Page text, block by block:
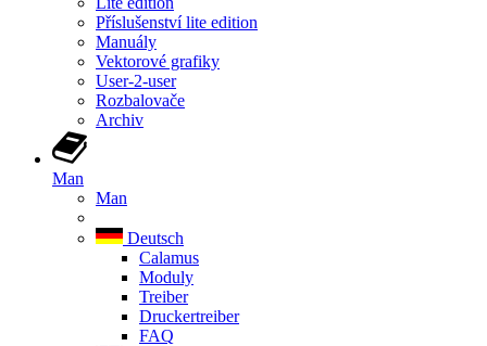
Příslušenství lite edition
Manuály
Vektorové grafiky
User-2-user
Rozbalovače
Archiv
Man
Man
Deutsch
Calamus
Moduly
Treiber
Druckertreiber
FAQ